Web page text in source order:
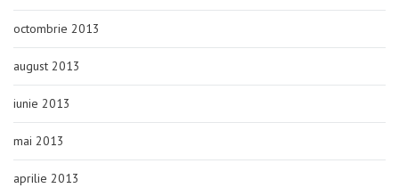
octombrie 2013
august 2013
iunie 2013
mai 2013
aprilie 2013